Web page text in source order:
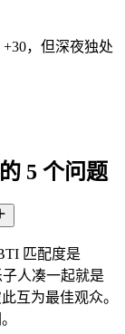
，但深夜独处
5 个问题
匹配度是
人凑一起就是
互为最佳观众。